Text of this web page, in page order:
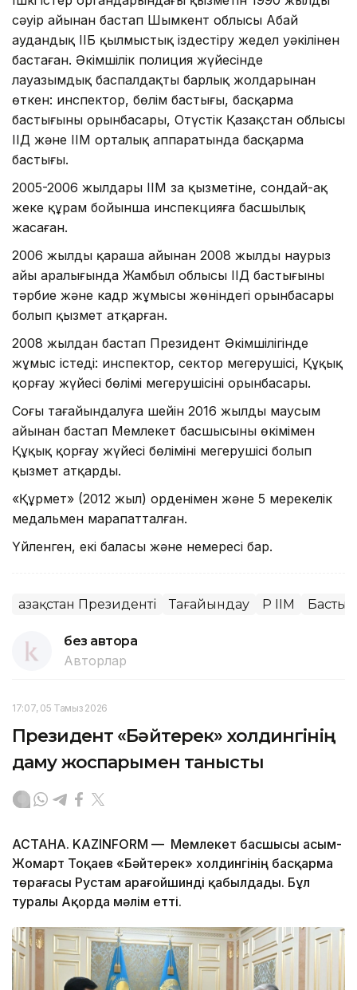
сәуір айынан бастап Шымкент облысы Абай
аудандық ІІБ қылмыстық іздестіру жедел уәкілінен
бастаған. Әкімшілік полиция жүйесінде
лауазымдық баспалдақтың барлық жолдарынан
өткен: инспектор, бөлім бастығы, басқарма
бастығының орынбасары, Оңтүстік Қазақстан облысы
ІІД және ІІМ орталық аппаратында басқарма
бастығы.
2005-2006 жылдары ІІМ заң қызметіне, сондай-ақ
жеке құрам бойынша инспекцияға басшылық
жасаған.
2006 жылдың қараша айынан 2008 жылдың наурыз
айы аралығында Жамбыл облысы ІІД бастығының
тәрбие және кадр жұмысы жөніндегі орынбасары
болып қызмет атқарған.
2008 жылдан бастап Президент Әкімшілігінде
жұмыс істеді: инспектор, сектор меңгерушісі, Құқық
қорғау жүйесі бөлімі меңгерушісінің орынбасары.
Соңғы тағайындалуға шейін 2016 жылдың маусым
айынан бастап Мемлекет басшысының өкімімен
Құқық қорғау жүйесі бөлімінің меңгерушісі болып
қызмет атқарды.
«Құрмет» (2012 жыл) орденімен және 5 мерекелік
медальмен марапатталған.
Үйленген, екі баласы және немересі бар.
Қазақстан Президенті Тағайындау ҚР ІІМ Басты
без автора
Авторлар
17:07, 05 Тамыз 2026
Президент «Бәйтерек» холдингінің
даму жоспарымен танысты
АСТАНА. KAZINFORM — Мемлекет басшысы Қасым-
Жомарт Тоқаев «Бәйтерек» холдингінің басқарма
төрағасы Рустам Қарағойшинді қабылдады. Бұл
туралы Ақорда мәлім етті.